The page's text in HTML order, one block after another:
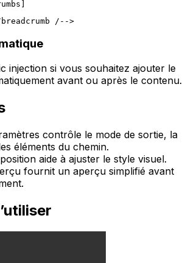
injection si vous souhaitez ajouter le
avant ou après le contenu.
contrôle le mode de sortie, la
éléments du chemin.
aide à ajuster le style visuel.
fournit un aperçu simplifié avant